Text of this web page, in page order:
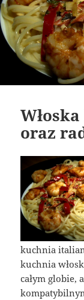
oraz
kuchnia
kuchnia
całym globie,